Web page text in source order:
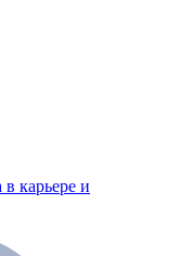
карьере и